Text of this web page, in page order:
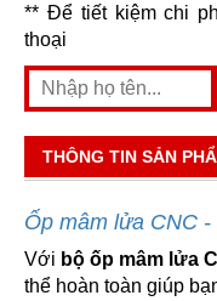
** Để tiết kiệm chi
thoại
THÔNG TIN SẢN
Ốp mâm lửa CNC
Với bộ ốp mâm lửa
thể hoàn toàn giúp